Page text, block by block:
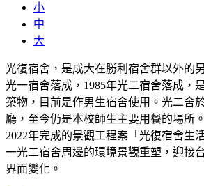
小
中
大
光復宿舍，是成大在勝利宿舍群以外的
光一宿舍落成，1985年光二宿舍落成，
築物，目前是作男生宿舍使用。光二舍
廳，至今仍是本校師生主要用餐的場所
2022年完成的景觀工程案「光復宿舍生
一光二宿舍周邊的環境景觀重塑，迎接
界面變化。